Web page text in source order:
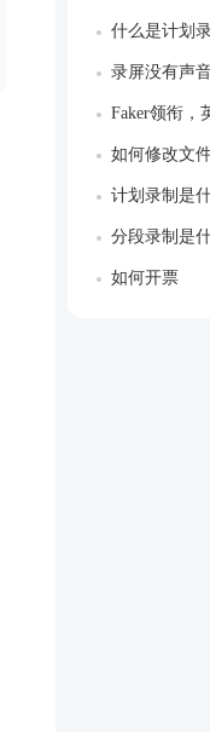
Faker领衔，
如何修改文
计划录制是
分段录制是
如何开票